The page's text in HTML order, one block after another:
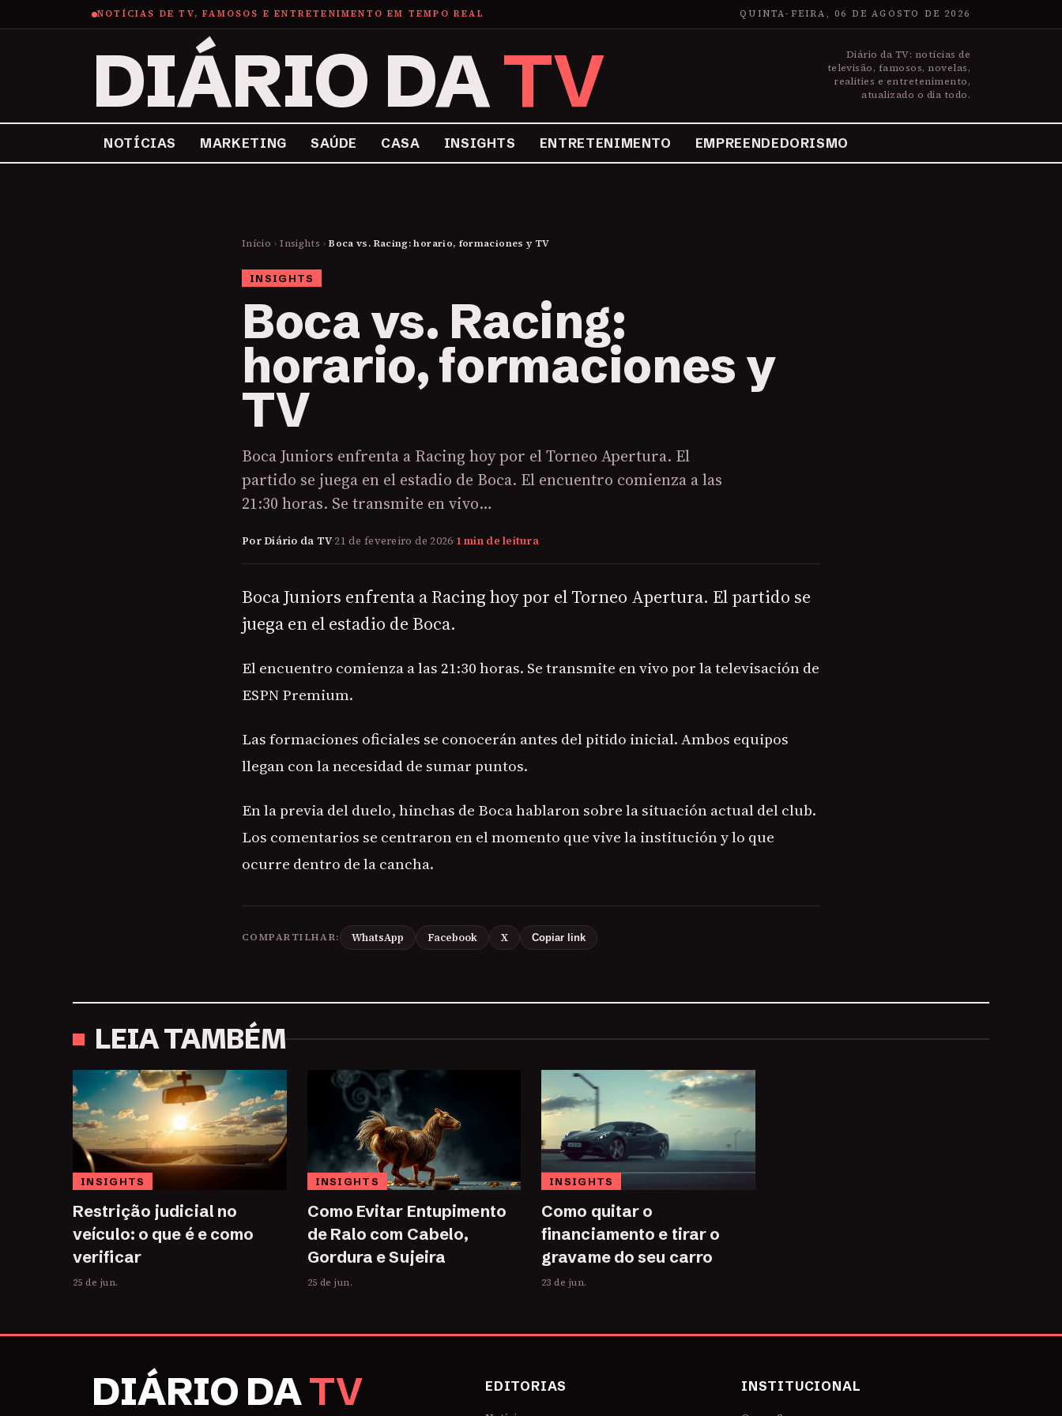
NOTÍCIAS DE TV, FAMOSOS E ENTRETENIMENTO EM TEMPO REAL QUINTA-FEIRA, 06 DE AGOSTO DE 2026
DIÁRIO DATV
Diário da TV: notícias de
televisão, famosos, novelas,
realities e entretenimento,
atualizado o dia todo.
NOTÍCIAS MARKETING SAÚDE CASA INSIGHTS ENTRETENIMENTO EMPREENDEDORISMO
Início › Insights › Boca vs. Racing: horario, formaciones y TV
INSIGHTS
Boca vs. Racing:
horario, formaciones y
TV
Boca Juniors enfrenta a Racing hoy por el Torneo Apertura. El
partido se juega en el estadio de Boca. El encuentro comienza a las
21:30 horas. Se transmite en vivo…
Por Diário da TV·21 de fevereiro de 2026·1 min de leitura
Boca Juniors enfrenta a Racing hoy por el Torneo Apertura. El partido se
juega en el estadio de Boca.
El encuentro comienza a las 21:30 horas. Se transmite en vivo por la televisación de
ESPN Premium.
Las formaciones oficiales se conocerán antes del pitido inicial. Ambos equipos
llegan con la necesidad de sumar puntos.
En la previa del duelo, hinchas de Boca hablaron sobre la situación actual del club.
Los comentarios se centraron en el momento que vive la institución y lo que
ocurre dentro de la cancha.
COMPARTILHAR: WhatsApp Facebook X Copiar link
LEIA TAMBÉM
INSIGHTS
Restrição judicial no
veículo: o que é e como
verificar
25 de jun.
INSIGHTS
Como Evitar Entupimento
de Ralo com Cabelo,
Gordura e Sujeira
25 de jun.
INSIGHTS
Como quitar o
financiamento e tirar o
gravame do seu carro
23 de jun.
DIÁRIO DATV
EDITORIAS
INSTITUCIONAL